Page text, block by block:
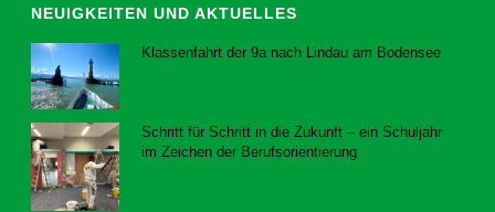
NEUIGKEITEN UND AKTUELLES
Klassenfahrt der 9a nach Lindau am Bodensee
Schritt für Schritt in die Zukunft – ein Schuljahr
im Zeichen der Berufsorientierung